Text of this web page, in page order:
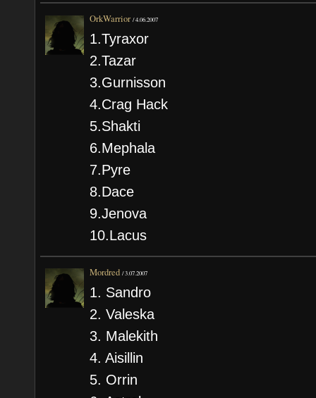
OrkWarrior /4.06.2007
1.Tyraxor
2.Tazar
3.Gurnisson
4.Crag Hack
5.Shakti
6.Mephala
7.Pyre
8.Dace
9.Jenova
10.Lacus
Mordred /3.07.2007
1. Sandro
2. Valeska
3. Malekith
4. Aisillin
5. Orrin